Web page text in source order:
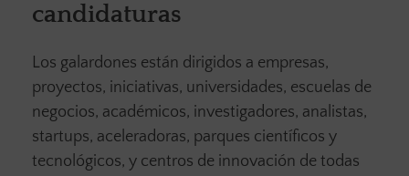
candidaturas
Los galardones están dirigidos a empresas,
proyectos, iniciativas, universidades, escuelas de
negocios, académicos, investigadores, analistas,
startups, aceleradoras, parques científicos y
tecnológicos, y centros de innovación de todas